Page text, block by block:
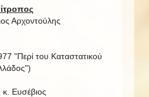
Αρχοντούλης
"Περί του Καταστατικού
Ευσέβιος